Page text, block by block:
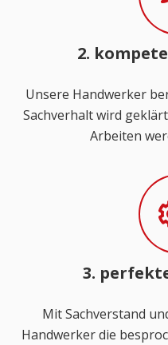
2.
Unsere Handwerker
Sachverhalt wird
Arbeiten
3.
Mit Sachverstand
Handwerker die